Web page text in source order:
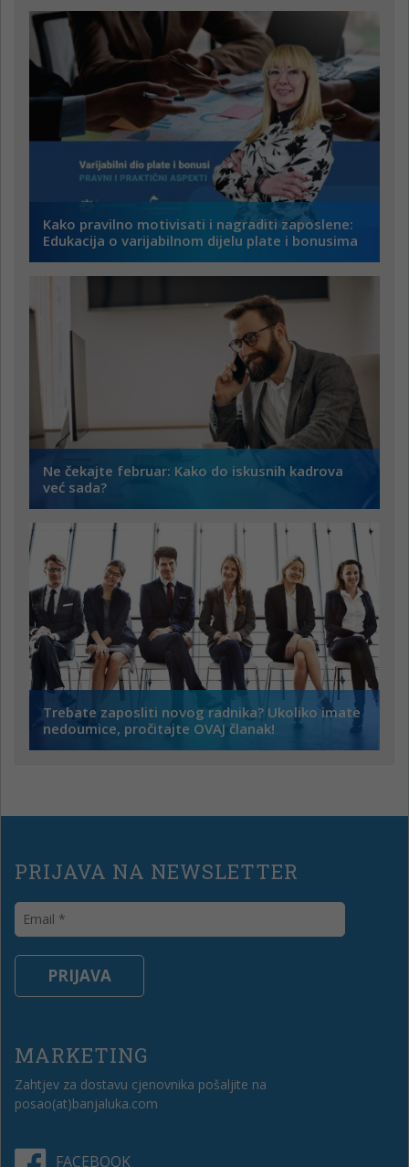
Kako pravilno motivisati i nagraditi zaposlene:
Edukacija o varijabilnom dijelu plate i bonusima
Ne čekajte februar: Kako do iskusnih kadrova
već sada?
Trebate zaposliti novog radnika? Ukoliko imate
nedoumice, pročitajte OVAJ članak!
PRIJAVA NA NEWSLETTER
MARKETING
Zahtjev za dostavu cjenovnika pošaljite na
posao(at)banjaluka.com
FACEBOOK